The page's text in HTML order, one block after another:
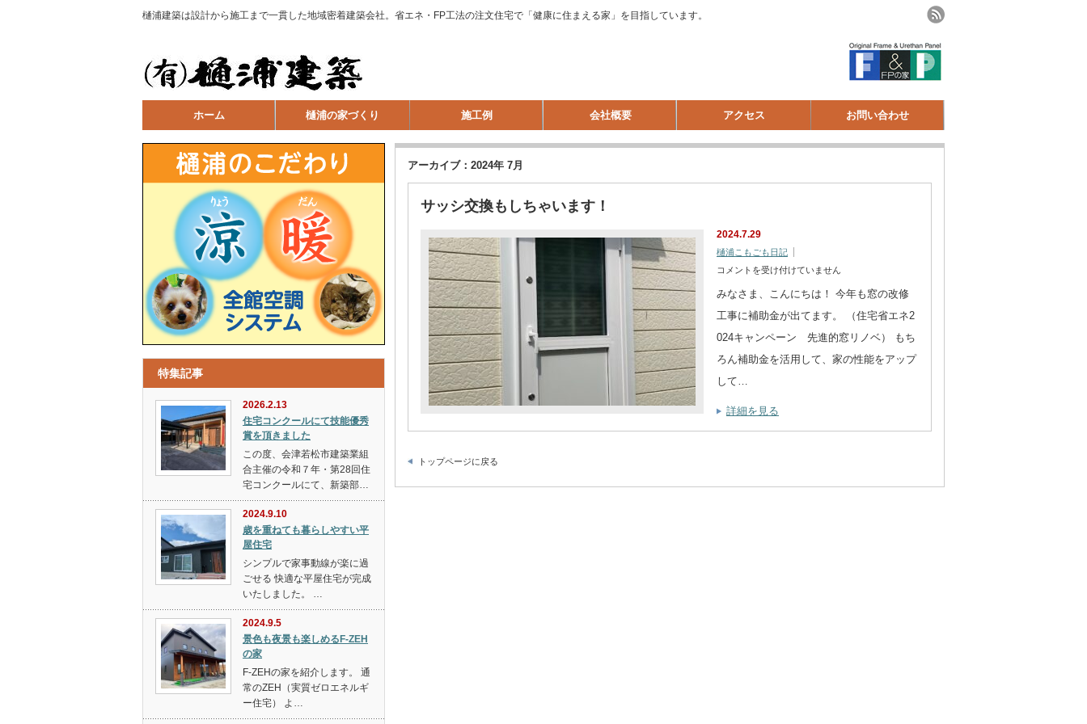
樋浦建築は設計から施工まで一貫した地域密着建築会社。省エネ・FP工法の注文住宅で「健康に住まえる家」を目指しています。
ホーム 樋浦の家づくり 施工例 会社概要 アクセス お問い合わせ
アーカイブ：2024年 7月
サッシ交換もしちゃいます！
2024.7.29
樋浦こもごも日記
サ
シ
交
も
ち
い
ま
す！
は
コメントを受け付けていません
みなさま、こんにちは！ 今年も窓の改修
工事に補助金が出てます。 （住宅省エネ2
024キャンペーン 先進的窓リノベ） もち
ろん補助金を活用して、家の性能をアップ
して…
詳細を見る
トップページに戻る
特集記事
2026.2.13
住宅コンクールにて技能優秀
賞を頂きました
この度、会津若松市建築業組
合主催の令和７年・第28回住
宅コンクールにて、新築部…
2024.9.10
歳を重ねても暮らしやすい平
屋住宅
シンプルで家事動線が楽に過
ごせる 快適な平屋住宅が完成
いたしました。 …
2024.9.5
景色も夜景も楽しめるF‐ZEH
の家
F-ZEHの家を紹介します。 通
常のZEH（実質ゼロエネルギ
ー住宅） よ…